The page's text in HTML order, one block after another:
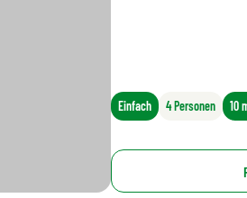
Einfach 4 Personen 10